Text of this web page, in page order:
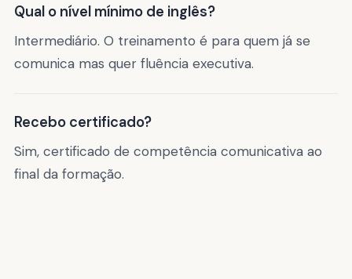
Qual o nível mínimo de inglês?
Intermediário. O treinamento é para quem já se
comunica mas quer fluência executiva.
Recebo certificado?
Sim, certificado de competência comunicativa ao
final da formação.